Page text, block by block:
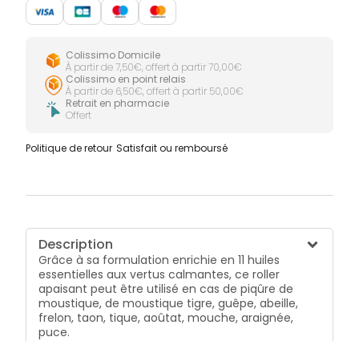
Colissimo Domicile
À partir de 7,50€, offert à partir 70,00€
Colissimo en point relais
À partir de 6,50€, offert à partir 50,00€
Retrait en pharmacie
Offert
Politique de retour Satisfait ou remboursé
Description
Grâce à sa formulation enrichie en 11 huiles
essentielles aux vertus calmantes, ce roller
apaisant peut être utilisé en cas de piqûre de
moustique, de moustique tigre, guêpe, abeille,
frelon, taon, tique, aoûtat, mouche, araignée,
puce.